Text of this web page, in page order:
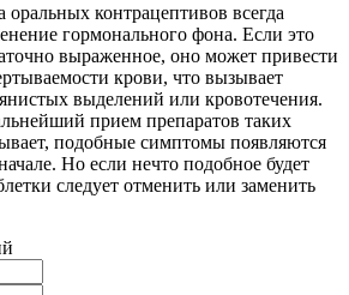
оральных контрацептивов всегда
гормонального фона. Если это
выраженное, оно может привести
крови, что вызывает
выделений или кровотечения.
прием препаратов таких
подобные симптомы появляются
Но если нечто подобное будет
следует отменить или заменить